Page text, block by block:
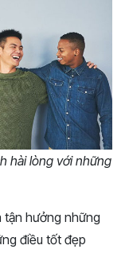
hài lòng với những
tận hưởng những
điều tốt đẹp